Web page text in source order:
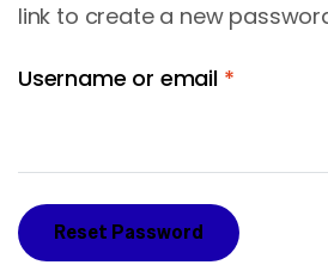
link to create a new
Username or email *
Reset Password